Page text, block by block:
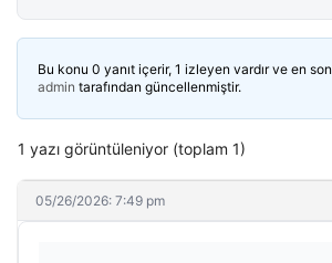
Bu konu 0 yanıt içerir, 1 izleyen vardır ve en son
admin tarafından güncellenmiştir.
1 yazı görüntüleniyor (toplam 1)
05/26/2026: 7:49 pm